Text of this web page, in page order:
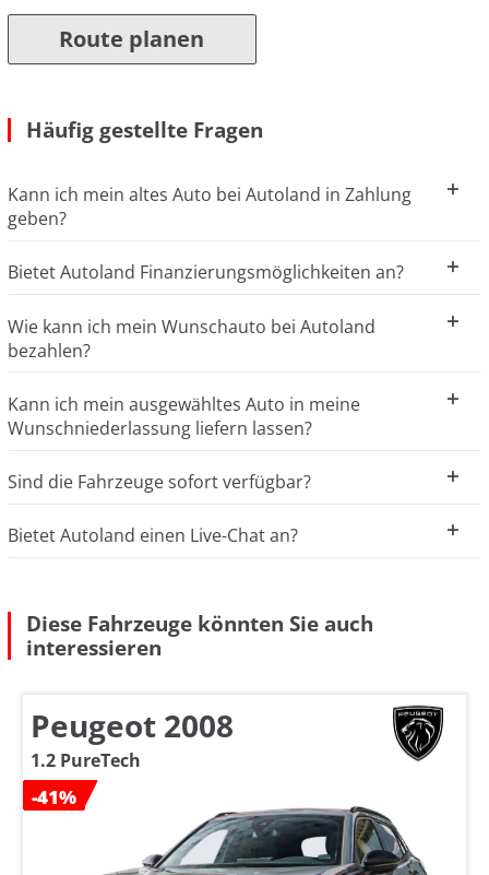
Route planen
Häufig gestellte Fragen
Kann ich mein altes Auto bei Autoland in Zahlung
geben?
Bietet Autoland Finanzierungsmöglichkeiten an?
Wie kann ich mein Wunschauto bei Autoland
bezahlen?
Kann ich mein ausgewähltes Auto in meine
Wunschniederlassung liefern lassen?
Sind die Fahrzeuge sofort verfügbar?
Bietet Autoland einen Live-Chat an?
Diese Fahrzeuge könnten Sie auch
interessieren
Peugeot 2008
1.2 PureTech
-41%